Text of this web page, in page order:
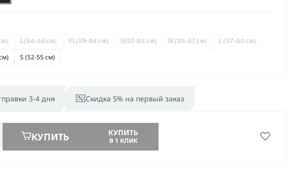
L(54-58 см) XL(59-64 см) S(52-55 см) M (55-57 см) L (57-60 см)
S (52-55 см)
3-4 дня Скидка 5% на первый заказ
КУПИТЬ КУПИТЬ
В 1 КЛИК